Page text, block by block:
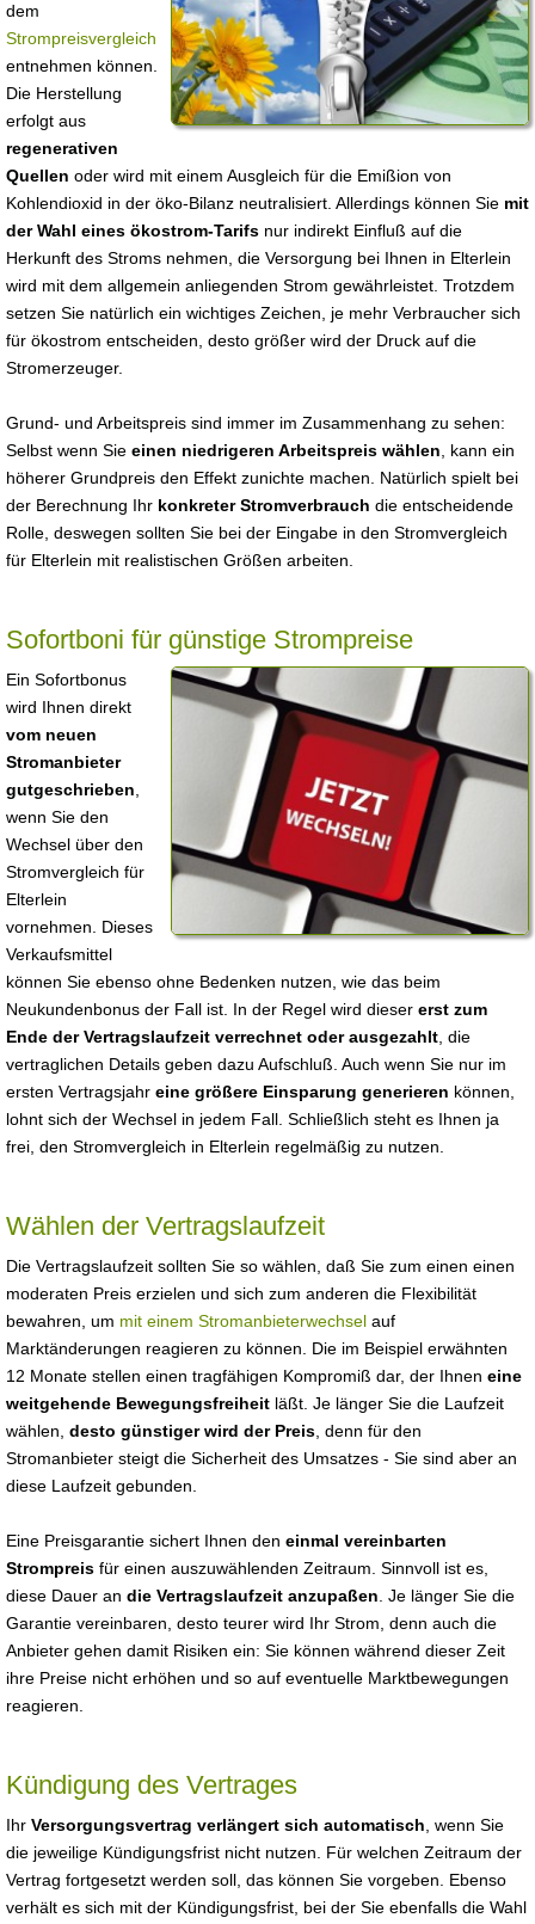
dem
Strompreisvergleich
entnehmen können.
Die Herstellung
erfolgt aus
regenerativen
Quellen oder wird mit einem Ausgleich für die Emißion von
Kohlendioxid in der öko-Bilanz neutralisiert. Allerdings können Sie mit
der Wahl eines ökostrom-Tarifs nur indirekt Einfluß auf die
Herkunft des Stroms nehmen, die Versorgung bei Ihnen in Elterlein
wird mit dem allgemein anliegenden Strom gewährleistet. Trotzdem
setzen Sie natürlich ein wichtiges Zeichen, je mehr Verbraucher sich
für ökostrom entscheiden, desto größer wird der Druck auf die
Stromerzeuger.
Grund- und Arbeitspreis sind immer im Zusammenhang zu sehen:
Selbst wenn Sie einen niedrigeren Arbeitspreis wählen , kann ein
höherer Grundpreis den Effekt zunichte machen. Natürlich spielt bei
der Berechnung Ihr konkreter Stromverbrauch die entscheidende
Rolle, deswegen sollten Sie bei der Eingabe in den Stromvergleich
für Elterlein mit realistischen Größen arbeiten.
Sofortboni für günstige Strompreise
Ein Sofortbonus
wird Ihnen direkt
vom neuen
Stromanbieter
gutgeschrieben
wenn Sie den
Wechsel über den
Stromvergleich für
Elterlein
vornehmen. Dieses
Verkaufsmittel
können Sie ebenso ohne Bedenken nutzen, wie das beim
Neukundenbonus der Fall ist. In der Regel wird dieser erst zum
Ende der Vertragslaufzeit verrechnet oder ausgezahlt , die
vertraglichen Details geben dazu Aufschluß. Auch wenn Sie nur im
ersten Vertragsjahr eine größere Einsparung generieren können,
lohnt sich der Wechsel in jedem Fall. Schließlich steht es Ihnen ja
frei, den Stromvergleich in Elterlein regelmäßig zu nutzen.
Wählen der Vertragslaufzeit
Die Vertragslaufzeit sollten Sie so wählen, daß Sie zum einen einen
moderaten Preis erzielen und sich zum anderen die Flexibilität
bewahren, um mit einem Stromanbieterwechsel auf
Marktänderungen reagieren zu können. Die im Beispiel erwähnten
12 Monate stellen einen tragfähigen Kompromiß dar, der Ihnen eine
weitgehende Bewegungsfreiheit läßt. Je länger Sie die Laufzeit
wählen, desto günstiger wird der Preis , denn für den
Stromanbieter steigt die Sicherheit des Umsatzes - Sie sind aber an
diese Laufzeit gebunden.
Eine Preisgarantie sichert Ihnen den einmal vereinbarten
Strompreis für einen auszuwählenden Zeitraum. Sinnvoll ist es,
diese Dauer an die Vertragslaufzeit anzupaßen . Je länger Sie die
Garantie vereinbaren, desto teurer wird Ihr Strom, denn auch die
Anbieter gehen damit Risiken ein: Sie können während dieser Zeit
ihre Preise nicht erhöhen und so auf eventuelle Marktbewegungen
reagieren.
Kündigung des Vertrages
Ihr Versorgungsvertrag verlängert sich automatisch , wenn Sie
die jeweilige Kündigungsfrist nicht nutzen. Für welchen Zeitraum der
Vertrag fortgesetzt werden soll, das können Sie vorgeben. Ebenso
verhält es sich mit der Kündigungsfrist, bei der Sie ebenfalls die Wahl